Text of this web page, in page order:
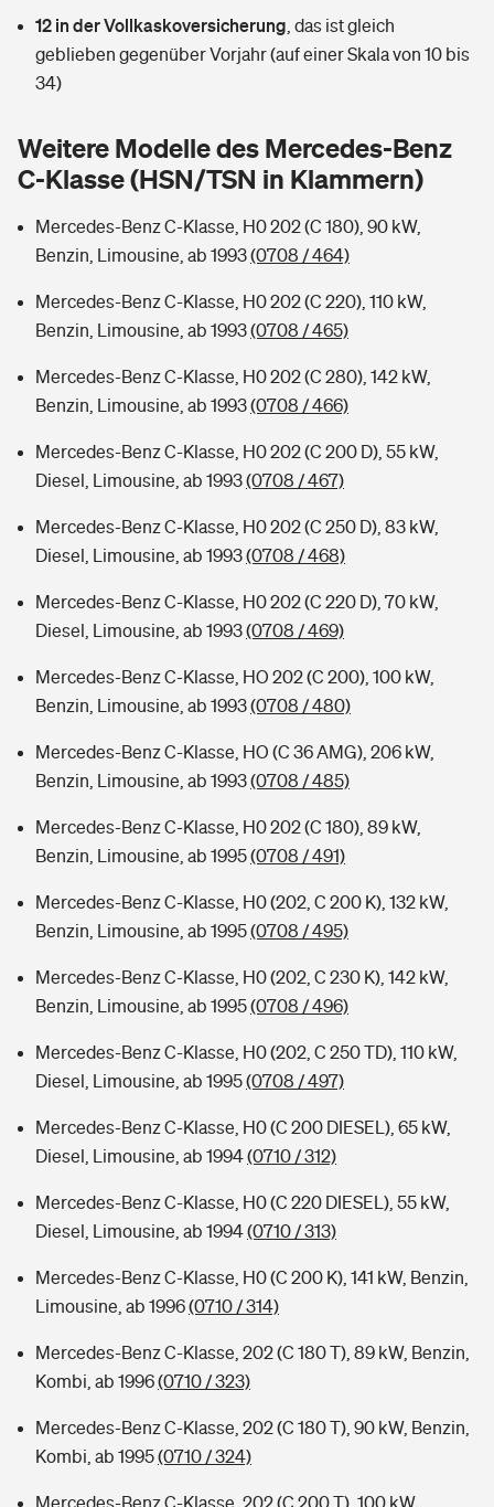
Tools
Hochwasser-Check: Wie gefährdet ist Ihr Haus?
Wer versichert was: Jetzt Versicherer finden
Sie haben Fragen?
Pferdehalter-Haftpflicht
Handyversicherung
Private Cyberversicherung
Musikinstrumentenversicherung
Zur Übersicht
Tools
Kinderunfall-Check: Mehr Sicherheit für deine Kids
Typklassen: So ist Ihr Auto eingestuft
Sie haben Fragen?
Wer versichert was: Jetzt Versicherer finden
Sie haben Fragen?
Rentenrechner: Wie viel Geld bekomme ich im Alter?
12 in der Vollkaskoversicherung das ist gleich
geblieben gegenüber Vorjahr (auf einer Skala von 10 bis
34)
Weitere Modelle des Mercedes-Benz
C-Klasse (HSN/TSN in Klammern)
Mercedes-Benz C-Klasse, H0 202 (C 180), 90 kW,
Benzin, Limousine, ab 1993(0708 / 464)
Mercedes-Benz C-Klasse, H0 202 (C 220), 110 kW,
Benzin, Limousine, ab 1993(0708 / 465)
Mercedes-Benz C-Klasse, H0 202 (C 280), 142 kW,
Benzin, Limousine, ab 1993(0708 / 466)
Mercedes-Benz C-Klasse, H0 202 (C 200 D), 55 kW,
Diesel, Limousine, ab 1993(0708 / 467)
Mercedes-Benz C-Klasse, H0 202 (C 250 D), 83 kW,
Diesel, Limousine, ab 1993(0708 / 468)
Mercedes-Benz C-Klasse, H0 202 (C 220 D), 70 kW,
Diesel, Limousine, ab 1993(0708 / 469)
Mercedes-Benz C-Klasse, HO 202 (C 200), 100 kW,
Benzin, Limousine, ab 1993(0708 / 480)
Mercedes-Benz C-Klasse, HO (C 36 AMG), 206 kW,
Benzin, Limousine, ab 1993(0708 / 485)
Mercedes-Benz C-Klasse, H0 202 (C 180), 89 kW,
Benzin, Limousine, ab 1995(0708 / 491)
Mercedes-Benz C-Klasse, H0 (202, C 200 K), 132 kW,
Benzin, Limousine, ab 1995(0708 / 495)
Mercedes-Benz C-Klasse, H0 (202, C 230 K), 142 kW,
Benzin, Limousine, ab 1995(0708 / 496)
Mercedes-Benz C-Klasse, H0 (202, C 250 TD), 110 kW,
Diesel, Limousine, ab 1995(0708 / 497)
Mercedes-Benz C-Klasse, H0 (C 200 DIESEL), 65 kW,
Diesel, Limousine, ab 1994(0710 / 312)
Mercedes-Benz C-Klasse, H0 (C 220 DIESEL), 55 kW,
Diesel, Limousine, ab 1994(0710 / 313)
Mercedes-Benz C-Klasse, H0 (C 200 K), 141 kW, Benzin,
Limousine, ab 1996(0710 / 314)
Mercedes-Benz C-Klasse, 202 (C 180 T), 89 kW, Benzin,
Kombi, ab 1996(0710 / 323)
Mercedes-Benz C-Klasse, 202 (C 180 T), 90 kW, Benzin,
Kombi, ab 1995(0710 / 324)
Mercedes-Benz C-Klasse, 202 (C 200 T), 100 kW,